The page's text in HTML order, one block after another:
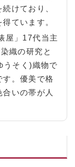
けており、
ています。
屋」17代当主
織の研究と
うそく)織物で
す。優美で格
いの帯が人